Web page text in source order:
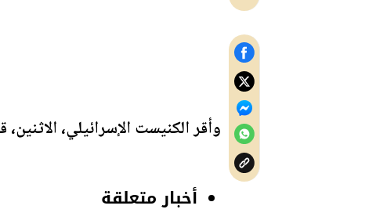
وأقر الكنيست الإسرائيلي،
أخبار متعلقة